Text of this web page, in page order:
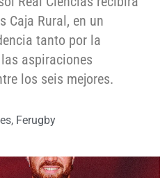
Caja Rural, en un
tanto por la
aspiraciones
los seis mejores.
, Ferugby